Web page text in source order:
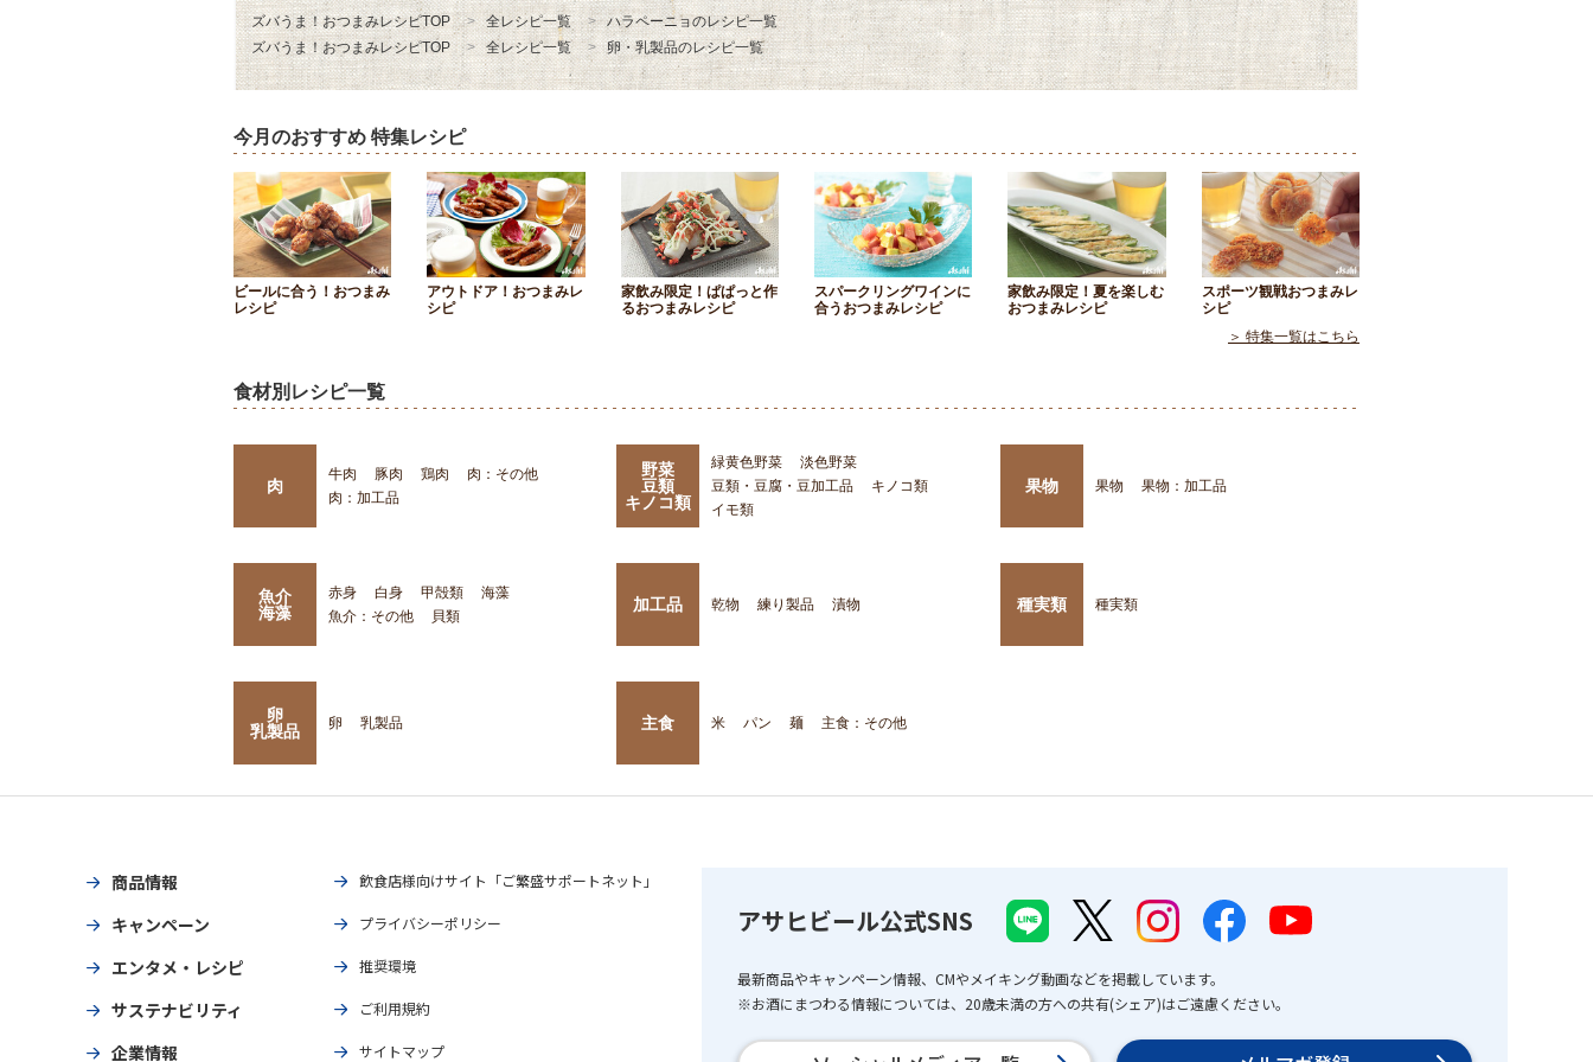
ズバうま！おつまみレシピTOP 全レシピ一覧
ハラペーニョのレシピ一覧
ズバうま！おつまみレシピTOP
全レシピ一覧 卵・乳製品のレシピ一覧
今月のおすすめ 特集レシピ
ビールに合う！おつまみ
レシピ
アウトドア！おつまみレ
シピ
家飲み限定！ぱぱっと作
るおつまみレシピ
スパークリングワインに
合うおつまみレシピ
家飲み限定！夏を楽しむ
おつまみレシピ
スポーツ観戦おつまみレ
シピ
＞ 特集一覧はこちら
食材別レシピ一覧
肉
牛肉 豚肉 鶏肉
肉：その他
肉：加工品
野菜
豆類
キノコ類
緑黄色野菜
淡色野菜
豆類・豆腐・豆加工品
キノコ類
イモ類
果物 果物 果物：加工品
魚介
海藻
赤身 白身 甲殻類
海藻
魚介：その他
貝類
加工品 乾物 練り製品 漬物 種実類 種実類
卵
乳製品
卵 乳製品 主食 米 パン 麺 主食：その他
商品情報
キャンペーン
エンタメ・レシピ
サステナビリティ
企業情報
飲食店様向けサイト「ご繁盛サポートネット」
プライバシーポリシー
推奨環境
ご利用規約
サイトマップ
アサヒビール公式SNS
最新商品やキャンペーン情報、CMやメイキング動画などを掲載しています。
※お酒にまつわる情報については、20歳未満の方への共有(シェア)はご遠慮ください。